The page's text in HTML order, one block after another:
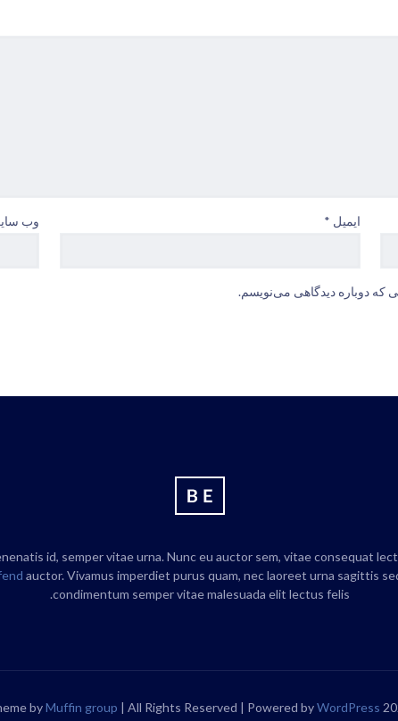
ایمیل * وب‌
که دوباره دیدگاهی می‌نویسم.
id, semper vitae urna. Nunc eu auctor sem, vitae consequat
auctor. Vivamus imperdiet purus quam, nec laoreet urna sagittis
condimentum semper vitae malesuada elit lectus felis.
Muffin group | All Rights Reserved | Powered byWordPress